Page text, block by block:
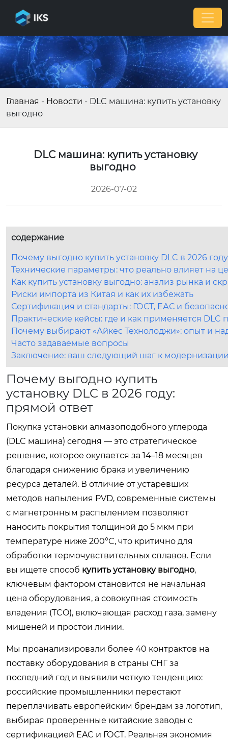
Главная - Новости - DLC машина: купить установку
выгодно
DLC машина: купить установку
выгодно
2026-07-02
содержание
Почему выгодно купить установку DLC в 2026
Технические параметры: что реально влияет на
Как купить установку выгодно: анализ рынка и
Риски импорта из Китая и как их избежать
Сертификация и стандарты: ГОСТ, ЕАС и
Практические кейсы: где и как применяется DLC
Почему выбирают «Айкес Технолоджи»: опыт и
Часто задаваемые вопросы
Заключение: ваш следующий шаг к
Почему выгодно купить
установку DLC в 2026 году:
прямой ответ
Покупка установки алмазоподобного углерода
(DLC машина) сегодня — это стратегическое
решение, которое окупается за 14–18 месяцев
благодаря снижению брака и увеличению
ресурса деталей. В отличие от устаревших
методов напыления PVD, современные системы
с магнетронным распылением позволяют
наносить покрытия толщиной до 5 мкм при
температуре ниже 200°C, что критично для
обработки термочувствительных сплавов. Если
вы ищете способ купить установку выгодно,
ключевым фактором становится не начальная
цена оборудования, а совокупная стоимость
владения (TCO), включающая расход газа, замену
мишеней и простои линии.
Мы проанализировали более 40 контрактов на
поставку оборудования в страны СНГ за
последний год и выявили четкую тенденцию:
российские промышленники перестают
переплачивать европейским брендам за логотип,
выбирая проверенные китайские заводы с
сертификацией EAC и ГОСТ. Реальная экономия